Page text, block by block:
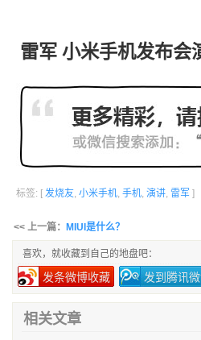
雷军 小米手机发布会
标签: [ 发烧友, 小米手机, 手机, 演讲, 雷军 ]
<< 上一篇： MIUI是什么？
喜欢，就收藏到自己的地盘吧：
发条微博收藏 发到腾讯
相关文章